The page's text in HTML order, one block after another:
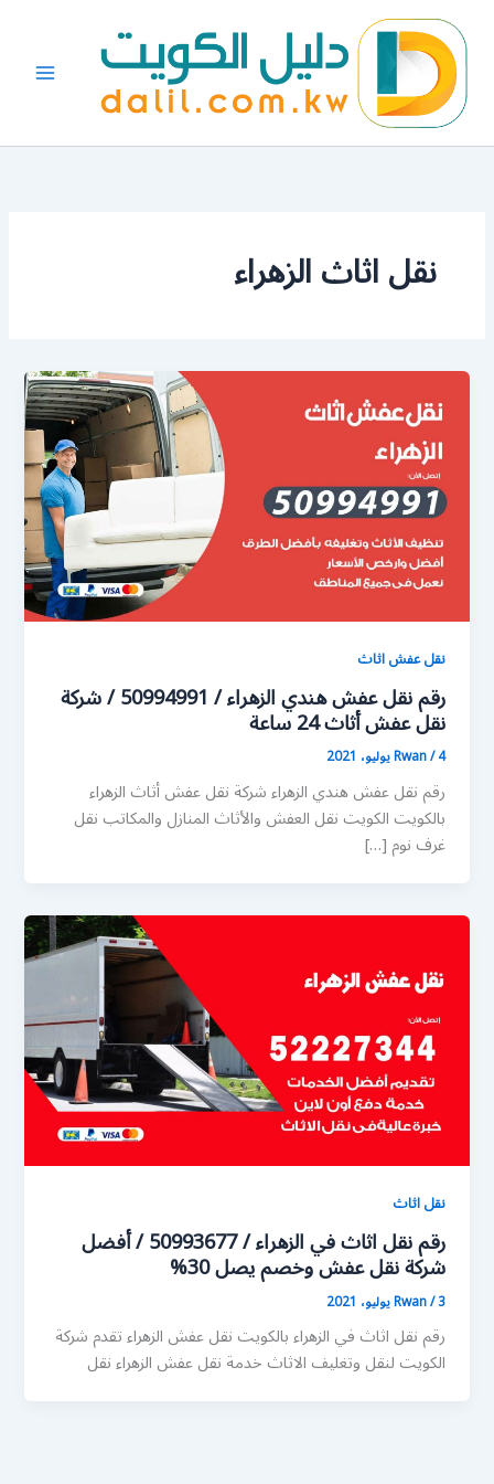
المحتوى
نقل اثاث الزهراء
نقل عفش اثاث
رقم نقل عفش هندي الزهراء / 50994991 / شركة
نقل عفش أثاث 24 ساعة
Rwan/4 يوليو، 2021
رقم نقل عفش هندي الزهراء شركة نقل عفش أثاث الزهراء
بالكويت الكويت نقل العفش والأثاث المنازل والمكاتب نقل
غرف نوم […]
نقل اثاث
رقم نقل اثاث في الزهراء / 50993677 / أفضل
شركة نقل عفش وخصم يصل 30%
Rwan/3 يوليو، 2021
رقم نقل اثاث في الزهراء بالكويت نقل عفش الزهراء تقدم شركة
الكويت لنقل وتغليف الاثاث خدمة نقل عفش الزهراء نقل